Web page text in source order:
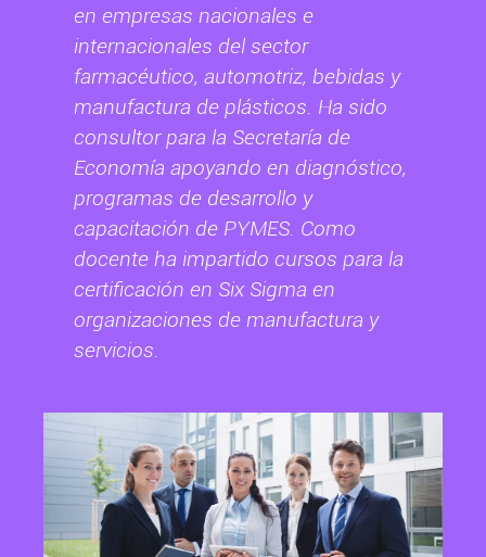
en empresas nacionales e
internacionales del sector
farmacéutico, automotriz, bebidas y
manufactura de plásticos. Ha sido
consultor para la Secretaría de
Economía apoyando en diagnóstico,
programas de desarrollo y
capacitación de PYMES. Como
docente ha impartido cursos para la
certificación en Six Sigma en
organizaciones de manufactura y
servicios.